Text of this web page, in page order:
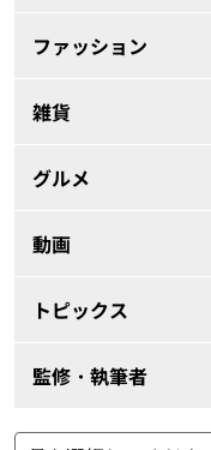
ファッション
雑貨
グルメ
動画
トピックス
監修・執筆者